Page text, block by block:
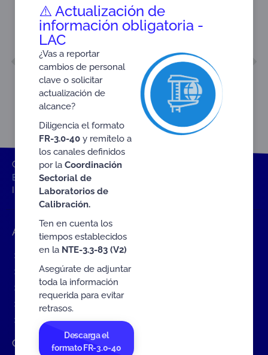
ANTERIOR
ONAC Inicio ONAC
Documentos
Encuestas de satisfacción
INFORME QUINTO BIMESTRE 2024
Accesos rápidos
Eventos
Tarifas MIT
Servicios de ONAC
Acredítate con ONAC
Documentos
Contratación de Bienes y Servicios
⚠️ Actualización de
información obligatoria -
LAC
¿Vas a reportar
cambios de personal
clave o solicitar
actualización de
alcance?
Diligencia el formato
FR-3.0-40y remítelo a
los canales definidos
por la Coordinación
Sectorial de
Laboratorios de
Calibración.
Ten en cuenta los
tiempos establecidos
en la NTE-3.3-83 (V2)
Asegúrate de adjuntar
toda la información
requerida para evitar
retrasos.
Descarga el
formato FR-3.0-40